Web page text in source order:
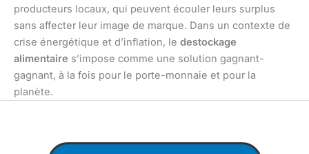
producteurs locaux, qui peuvent écouler leurs surplus
sans affecter leur image de marque. Dans un contexte de
crise énergétique et d’inflation, le destockage
alimentaire s’impose comme une solution gagnant-
gagnant, à la fois pour le porte-monnaie et pour la
planète.